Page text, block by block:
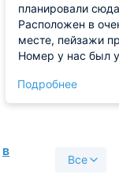
планировали
Расположен в
месте, пейзажи
Номер у нас был
мебель в полном
Большой выбор
Подробнее
в
Все